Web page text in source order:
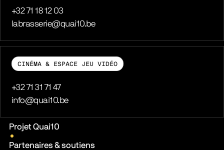
Téléphone
+32 71 18 12 03
E-mail
labrasserie@quai10.be
CINÉMA & ESPACE JEU VIDÉO
Téléphone
+32 71 31 71 47
E-mail
info@quai10.be
Liens pratiques
Projet Quai10
Partenaires & soutiens